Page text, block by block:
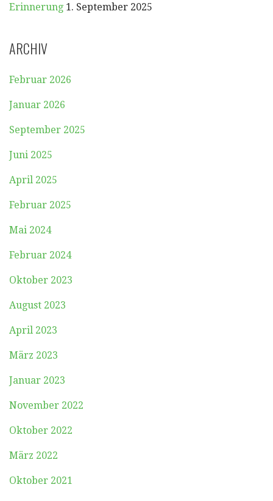
Erinnerung 1. September 2025
ARCHIV
Februar 2026
Januar 2026
September 2025
Juni 2025
April 2025
Februar 2025
Mai 2024
Februar 2024
Oktober 2023
August 2023
April 2023
März 2023
Januar 2023
November 2022
Oktober 2022
März 2022
Oktober 2021